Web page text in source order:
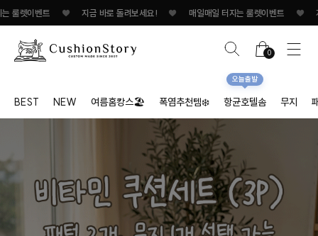
트 ♥ 지금 바로 돌려보세요! ♥ 매일매일 터지는 룰렛이벤트 ♥ 지금 바로
0
BEST NEW 여름홈캉스🏖 폭염추천템❄️ 항균호텔솜
오늘출발
무지